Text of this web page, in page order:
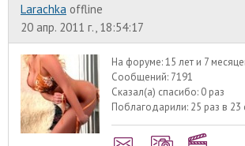
Larachka offline
20 апр. 2011 г., 18:54:17
На форуме:15 лет и 7
Сообщений: 7191
Сказал(а) спасибо: 0 раз
Поблагодарили: 25 раз в